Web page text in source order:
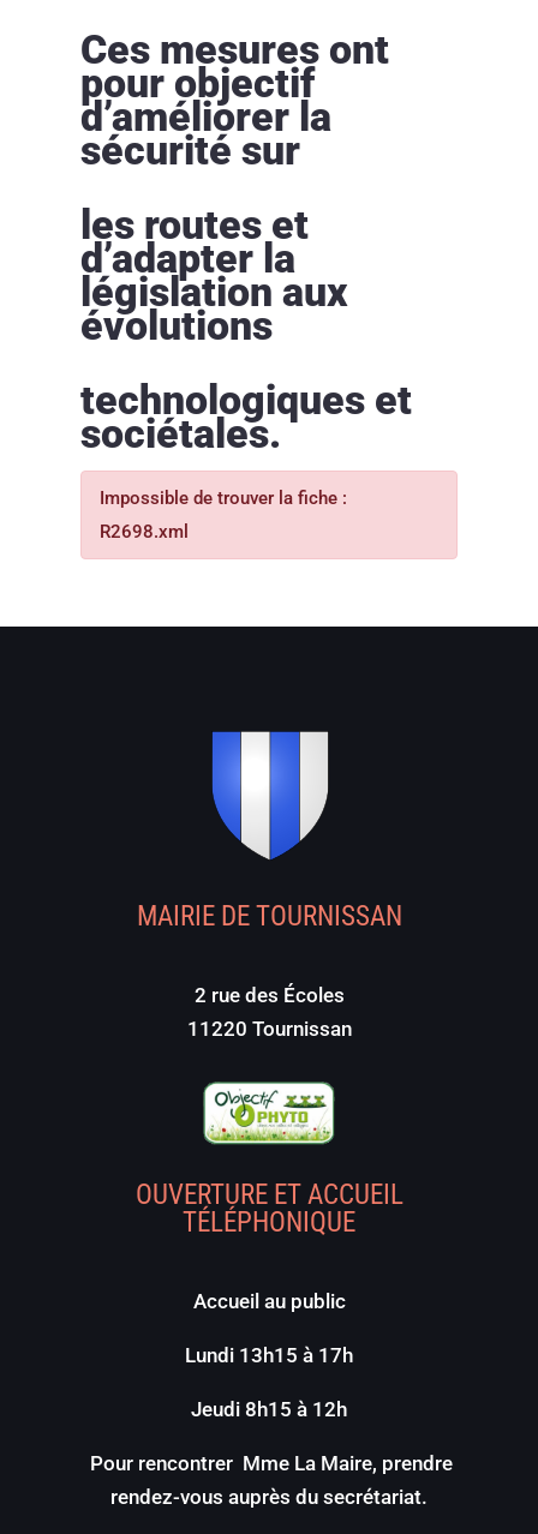
Ces mesures ont
pour objectif
d’améliorer la
sécurité sur
les routes et
d’adapter la
législation aux
évolutions
technologiques et
sociétales.
Impossible de trouver la fiche :
R2698.xml
MAIRIE DE TOURNISSAN
2 rue des Écoles
11220 Tournissan
OUVERTURE ET ACCUEIL
TÉLÉPHONIQUE
Accueil au public
Lundi 13h15 à 17h
Jeudi 8h15 à 12h
Pour rencontrer Mme La Maire, prendre
rendez-vous auprès du secrétariat.